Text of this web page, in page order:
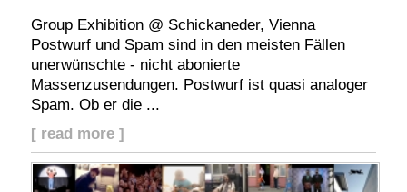
Group Exhibition @ Schickaneder, Vienna
Postwurf und Spam sind in den meisten Fällen
unerwünschte - nicht abonierte
Massenzusendungen. Postwurf ist quasi analoger
Spam. Ob er die ...
[ read more ]